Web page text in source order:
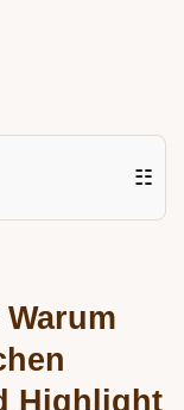
☷
Highlight